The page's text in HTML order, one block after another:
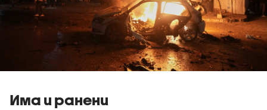
Има и ранени